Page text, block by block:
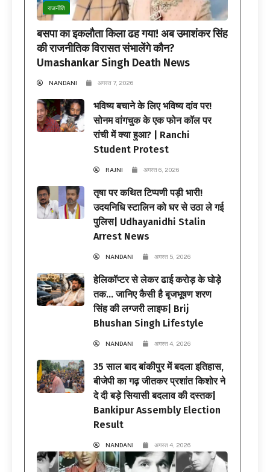
राजनीति
बसपा का इकलौता किला ढह गया! अब उमाशंकर सिंह
की राजनीतिक विरासत संभालेंगे कौन?
Umashankar Singh Death News
NANDANI अगस्त 7, 2026
भविष्य बचाने के लिए भविष्य दांव पर!
सोनम वांगचुक के एक फोन कॉल पर
रांची में क्या हुआ? | Ranchi
Student Protest
RAJNI अगस्त 6, 2026
तृषा पर कथित टिप्पणी पड़ी भारी!
उदयनिधि स्टालिन को घर से उठा ले गई
पुलिस| Udhayanidhi Stalin
Arrest News
NANDANI अगस्त 5, 2026
हेलिकॉप्टर से लेकर ढाई करोड़ के घोड़े
तक… जानिए कैसी है बृजभूषण शरण
सिंह की लग्जरी लाइफ| Brij
Bhushan Singh Lifestyle
NANDANI अगस्त 4, 2026
35 साल बाद बांकीपुर में बदला इतिहास,
बीजेपी का गढ़ जीतकर प्रशांत किशोर ने
दे दी बड़े सियासी बदलाव की दस्तक|
Bankipur Assembly Election
Result
NANDANI अगस्त 4, 2026